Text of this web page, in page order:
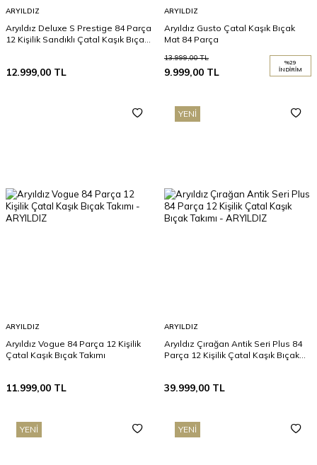
ARYILDIZ
Aryıldız Deluxe S Prestige 84 Parça
12 Kişilik Sandıklı Çatal Kaşık Bıçak
12.999,00 TL
ARYILDIZ
Aryıldız Gusto Çatal Kaşık Bıçak
Mat 84 Parça
13.999,00TL
9.999,00 TL
%29
İNDIRIM
ARYILDIZ
Aryıldız Vogue 84 Parça 12 Kişilik
Çatal Kaşık Bıçak Takımı
11.999,00 TL
YENI
ARYILDIZ
Aryıldız Çırağan Antik Seri Plus 84
Parça 12 Kişilik Çatal Kaşık Bıçak
39.999,00 TL
YENI YENI